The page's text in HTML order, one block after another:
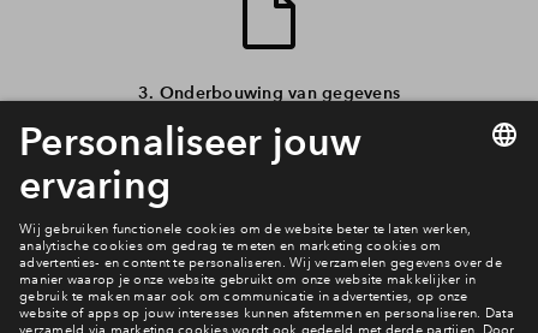
3. Onderbouwing van gegevens
Hiervoor kunnen documenten zoals een MPG (Milieu Prestatie
Gebouwen) worden gebruikt.
Heb je vragen?
Neem contact op met Vista